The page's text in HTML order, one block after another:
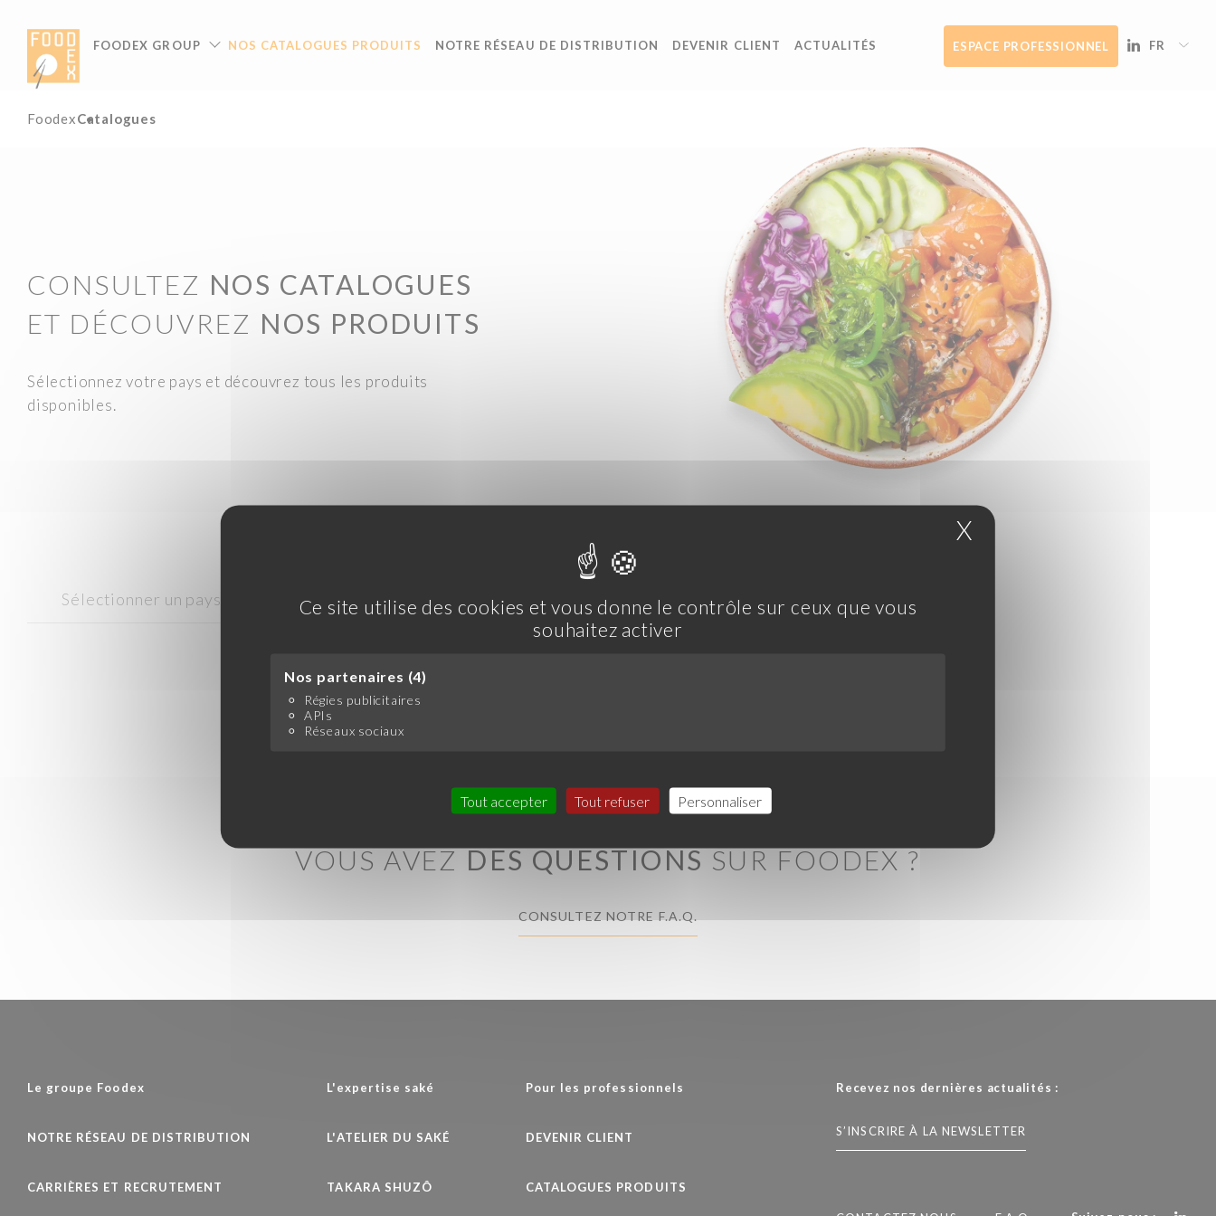
Ce site utilise des cookies et vous donne le contrôle sur ceux que vous
souhaitez activer
Nos partenaires (4)
Régies publicitaires
APIs
Réseaux sociaux
Tout accepter Tout refuser Personnaliser
X Masquer le bandeau
FOODEX GROUP NOS CATALOGUES PRODUITS NOTRE RÉSEAU DE DISTRIBUTION DEVENIR CLIENT ACTUALITÉS ESPACE PROFESSIONNEL FR
FoodexCatalogues
CONSULTEZ NOS CATALOGUES
ET DÉCOUVREZ NOS PRODUITS
Sélectionnez votre pays et découvrez tous les produits
disponibles.
Sélectionner un pays
VOUS AVEZDES QUESTIONSSUR FOODEX ?
CONSULTEZ NOTRE F.A.Q.
Le groupe Foodex
NOTRE RÉSEAU DE DISTRIBUTION
CARRIÈRES ET RECRUTEMENT
L'expertise saké
L'ATELIER DU SAKÉ
TAKARA SHUZÔ
Pour les professionnels
DEVENIR CLIENT
CATALOGUES PRODUITS
Recevez nos dernières actualités :
S’INSCRIRE À LA NEWSLETTER